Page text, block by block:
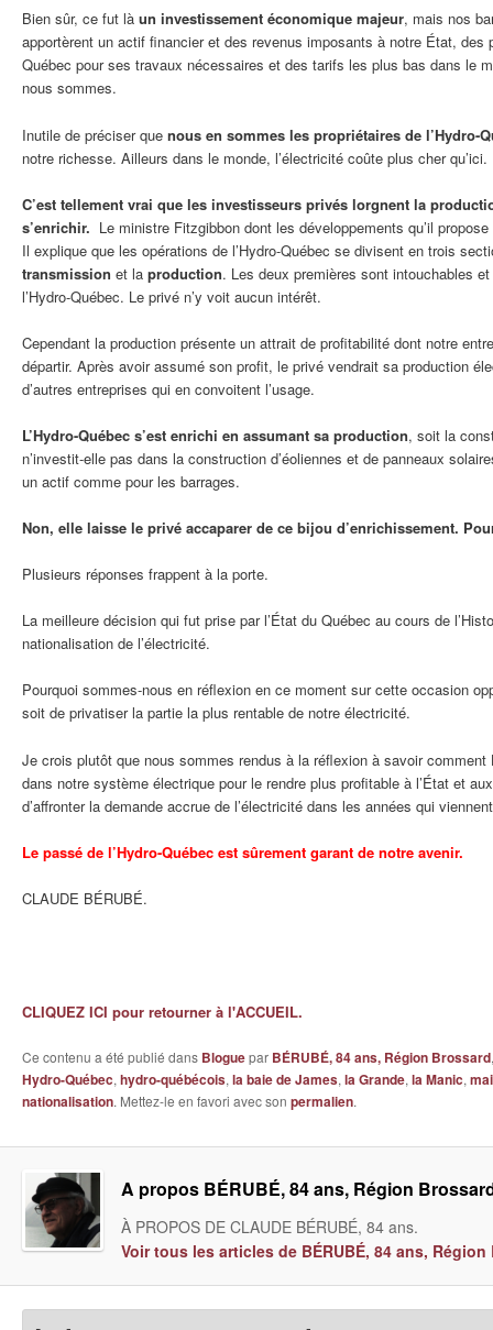
Bien sûr, ce fut là un investissement économique majeur, mais nos
apportèrent un actif financier et des revenus imposants à notre État, des
Québec pour ses travaux nécessaires et des tarifs les plus bas dans le
nous sommes.
Inutile de préciser que nous en sommes les propriétaires de l’Hydro-
notre richesse. Ailleurs dans le monde, l’électricité coûte plus cher qu’ici.
C’est tellement vrai que les investisseurs privés lorgnent la
s’enrichir. Le ministre Fitzgibbon dont les développements qu’il
Il explique que les opérations de l’Hydro-Québec se divisent en trois
transmission et la production. Les deux premières sont intouchables
l’Hydro-Québec. Le privé n’y voit aucun intérêt.
Cependant la production présente un attrait de profitabilité dont notre
départir. Après avoir assumé son profit, le privé vendrait sa production
d’autres entreprises qui en convoitent l’usage.
L’Hydro-Québec s’est enrichi en assumant sa production, soit la
n’investit-elle pas dans la construction d’éoliennes et de panneaux
un actif comme pour les barrages.
Non, elle laisse le privé accaparer de ce bijou d’enrichissement.
Plusieurs réponses frappent à la porte.
La meilleure décision qui fut prise par l’État du Québec au cours de
nationalisation de l’électricité.
Pourquoi sommes-nous en réflexion en ce moment sur cette occasion
soit de privatiser la partie la plus rentable de notre électricité.
Je crois plutôt que nous sommes rendus à la réflexion à savoir comment
dans notre système électrique pour le rendre plus profitable à l’État et
d’affronter la demande accrue de l’électricité dans les années qui
Le passé de l’Hydro-Québec est sûrement garant de notre avenir.
CLAUDE BÉRUBÉ.
CLIQUEZ ICI pour retourner à l'ACCUEIL.
Ce contenu a été publié dans Bloguepar BÉRUBÉ, 84 ans, Région Brossard
Hydro-Québec, hydro-québécois, la baie de James, la Grande, la Manic,
nationalisation. Mettez-le en favori avec son permalien.
A propos BÉRUBÉ, 84 ans, Région
À PROPOS DE CLAUDE BÉRUBÉ, 84 ans.
Voir tous les articles de BÉRUBÉ, 84 ans,